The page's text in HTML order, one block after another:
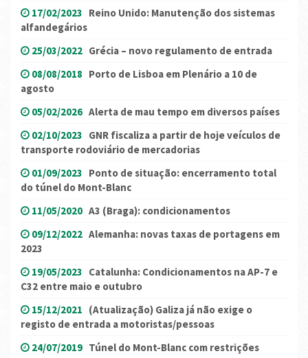
17/02/2023 Reino Unido: Manutenção dos sistemas
alfandegários
25/03/2022 Grécia – novo regulamento de entrada
08/08/2018 Porto de Lisboa em Plenário a 10 de
agosto
05/02/2026 Alerta de mau tempo em diversos países
02/10/2023 GNR fiscaliza a partir de hoje veículos de
transporte rodoviário de mercadorias
01/09/2023 Ponto de situação: encerramento total
do túnel do Mont-Blanc
11/05/2020 A3 (Braga): condicionamentos
09/12/2022 Alemanha: novas taxas de portagens em
2023
19/05/2023 Catalunha: Condicionamentos na AP-7 e
C32 entre maio e outubro
15/12/2021 (Atualização) Galiza já não exige o
registo de entrada a motoristas/pessoas
24/07/2019 Túnel do Mont-Blanc com restrições